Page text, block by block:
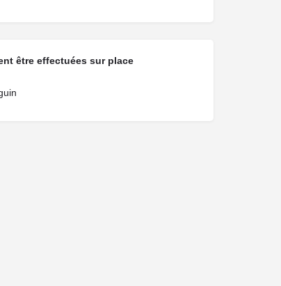
être effectuées sur place